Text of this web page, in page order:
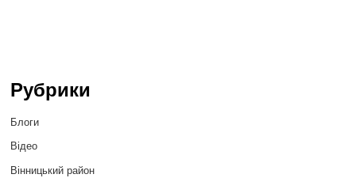
Рубрики
Блоги
Відео
Вінницький район